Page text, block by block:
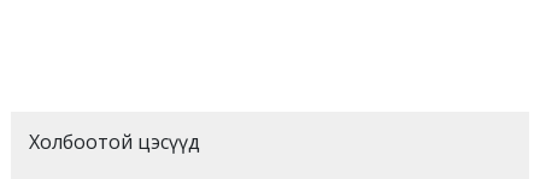
Холбоотой цэсүүд